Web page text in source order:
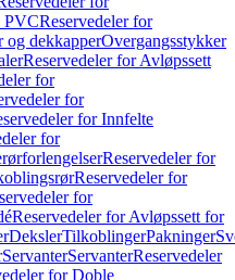
PVCReservedeler for
og dekkapperOvergangsstykker
Reservedeler for Avløpssett
for
for
for Innfelte
for
Reservedeler for
Reservedeler for
for
Reservedeler for Avløpssett for
DekslerTilkoblingerPakninger
ServanterServanterReservedeler
for Doble